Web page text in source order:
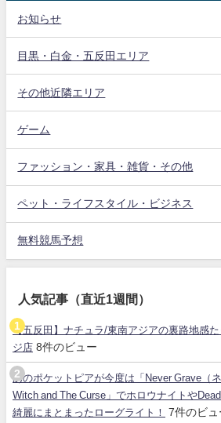
お知らせ
目黒・白金・五反田エリア
その他近隣エリア
ゲーム
ファッション・家具・雑貨・その他
ペット・ライフスタイル・ビジネス
無料競馬予想
人気記事（直近1週間）
【五反田】ナチュラ/東南アジアの裏路地感
ジ店 8件のビュー
あのポケットピアが今度は「Never Grave（
Witch and The Curse」でホロウナイトや
綺麗にまとまったローグライト！
7件のビュ